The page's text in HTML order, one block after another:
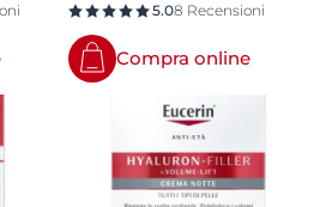
5.08 Recensioni
Compra online